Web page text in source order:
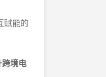
赋能的
境电